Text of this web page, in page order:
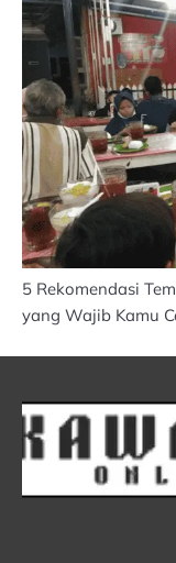
5 Rekomendasi
yang Wajib Kamu